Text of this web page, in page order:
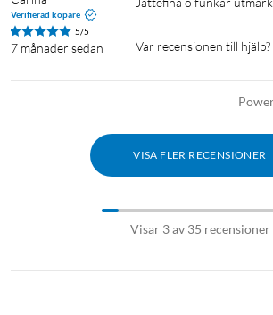
Verifierad köpare
5/5
7 månader sedan Var recensionen till hjälp?
VISA FLER RECENSIONER
Visar 3 av 35 recensioner